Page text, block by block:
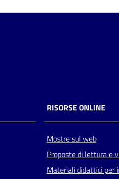
RISORSE ONLINE
Mostre sul web
Proposte di lettura e
Materiali didattici per